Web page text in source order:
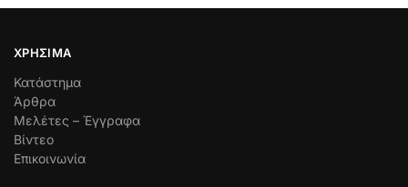
ΧΡΉΣΙΜΑ
Κατάστημα
Άρθρα
Μελέτες – Έγγραφα
Βίντεο
Επικοινωνία